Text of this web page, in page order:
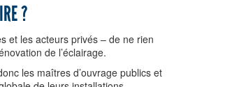
?
et les acteurs privés – de ne rien
de l’éclairage.
les maîtres d’ouvrage publics et